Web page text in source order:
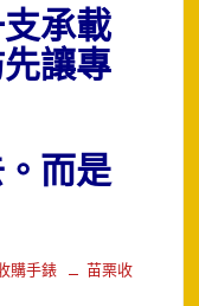
承載
讓專
而是
購手錶
苗栗收